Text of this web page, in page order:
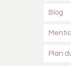
Blog
Plan